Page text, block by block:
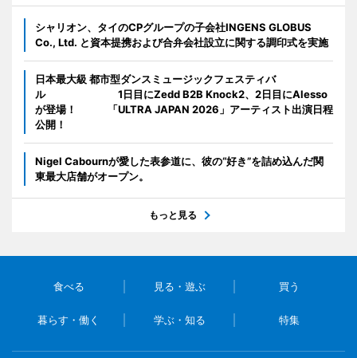
シャリオン、タイのCPグループの子会社INGENS GLOBUS
Co., Ltd. と資本提携および合弁会社設立に関する調印式を実施
日本最大級 都市型ダンスミュージックフェスティバ
ル 1日目にZedd B2B Knock2、2日目にAlesso
が登場！ 「ULTRA JAPAN 2026」アーティスト出演日程
公開！
Nigel Cabournが愛した表参道に、彼の“好き”を詰め込んだ関
東最大店舗がオープン。
もっと見る
食べる 見る・遊ぶ 買う
暮らす・働く 学ぶ・知る 特集